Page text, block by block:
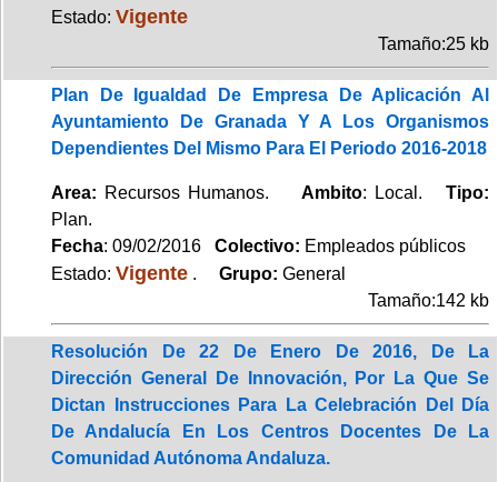
Estado: Vigente
Tamaño:25 kb
Plan De Igualdad De Empresa De Aplicación Al
Ayuntamiento De Granada Y A Los Organismos
Dependientes Del Mismo Para El Periodo 2016-2018
Area: Recursos Humanos. Ambito: Local.Tipo:
Plan.
Fecha: 09/02/2016 Colectivo: Empleados públicos
Estado: Vigente . Grupo: General
Tamaño:142 kb
Resolución De 22 De Enero De 2016, De La
Dirección General De Innovación, Por La Que Se
Dictan Instrucciones Para La Celebración Del Día
De Andalucía En Los Centros Docentes De La
Comunidad Autónoma Andaluza.